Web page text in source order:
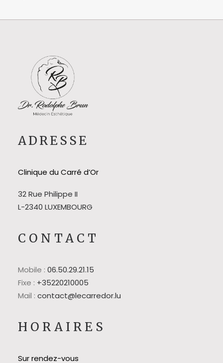
ADRESSE
Clinique du Carré d’Or
32 Rue Philippe II
L-2340 LUXEMBOURG
CONTACT
Mobile : 06.50.29.21.15
Fixe : +35220210005
Mail : contact@lecarredor.lu
HORAIRES
Sur rendez-vous